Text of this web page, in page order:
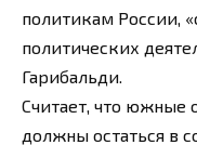
политикам России,
политических
Гарибальди.
Считает, что южные
должны остаться в